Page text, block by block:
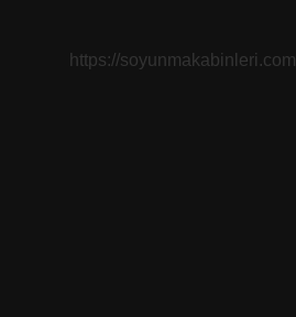
https://soyunmakabinleri.com